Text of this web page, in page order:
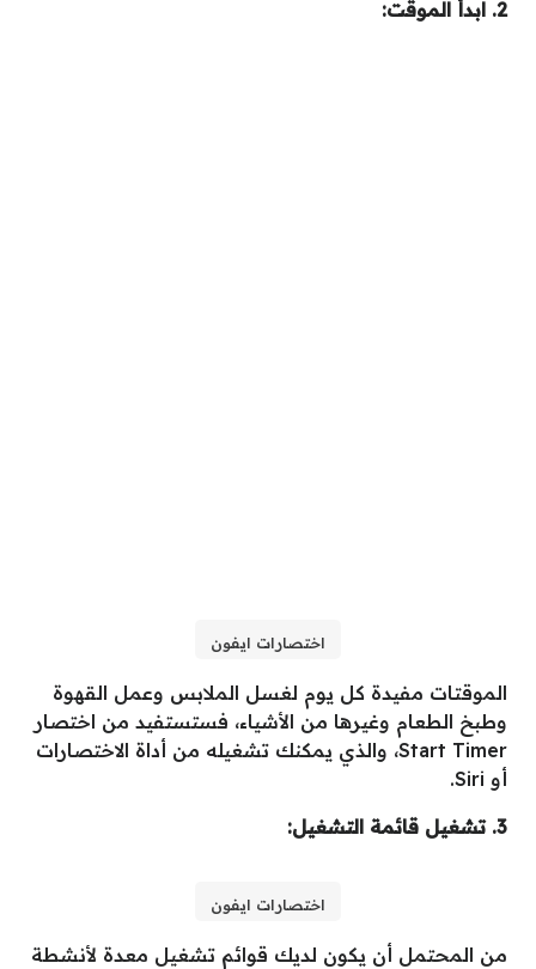
2. ابدأ الموقت:
اختصارات ايفون
الموقتات مفيدة كل يوم لغسل الملابس وعمل القهوة
وطبخ الطعام وغيرها من الأشياء، فستستفيد من اختصار
Start Timer، والذي يمكنك تشغيله من أداة الاختصارات
أو Siri.
3. تشغيل قائمة التشغيل:
اختصارات ايفون
من المحتمل أن يكون لديك قوائم تشغيل معدة لأنشطة